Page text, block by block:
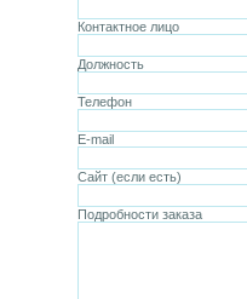
Контактное лицо
Должность
Телефон
E-mail
Сайт (если есть)
Подробности заказа